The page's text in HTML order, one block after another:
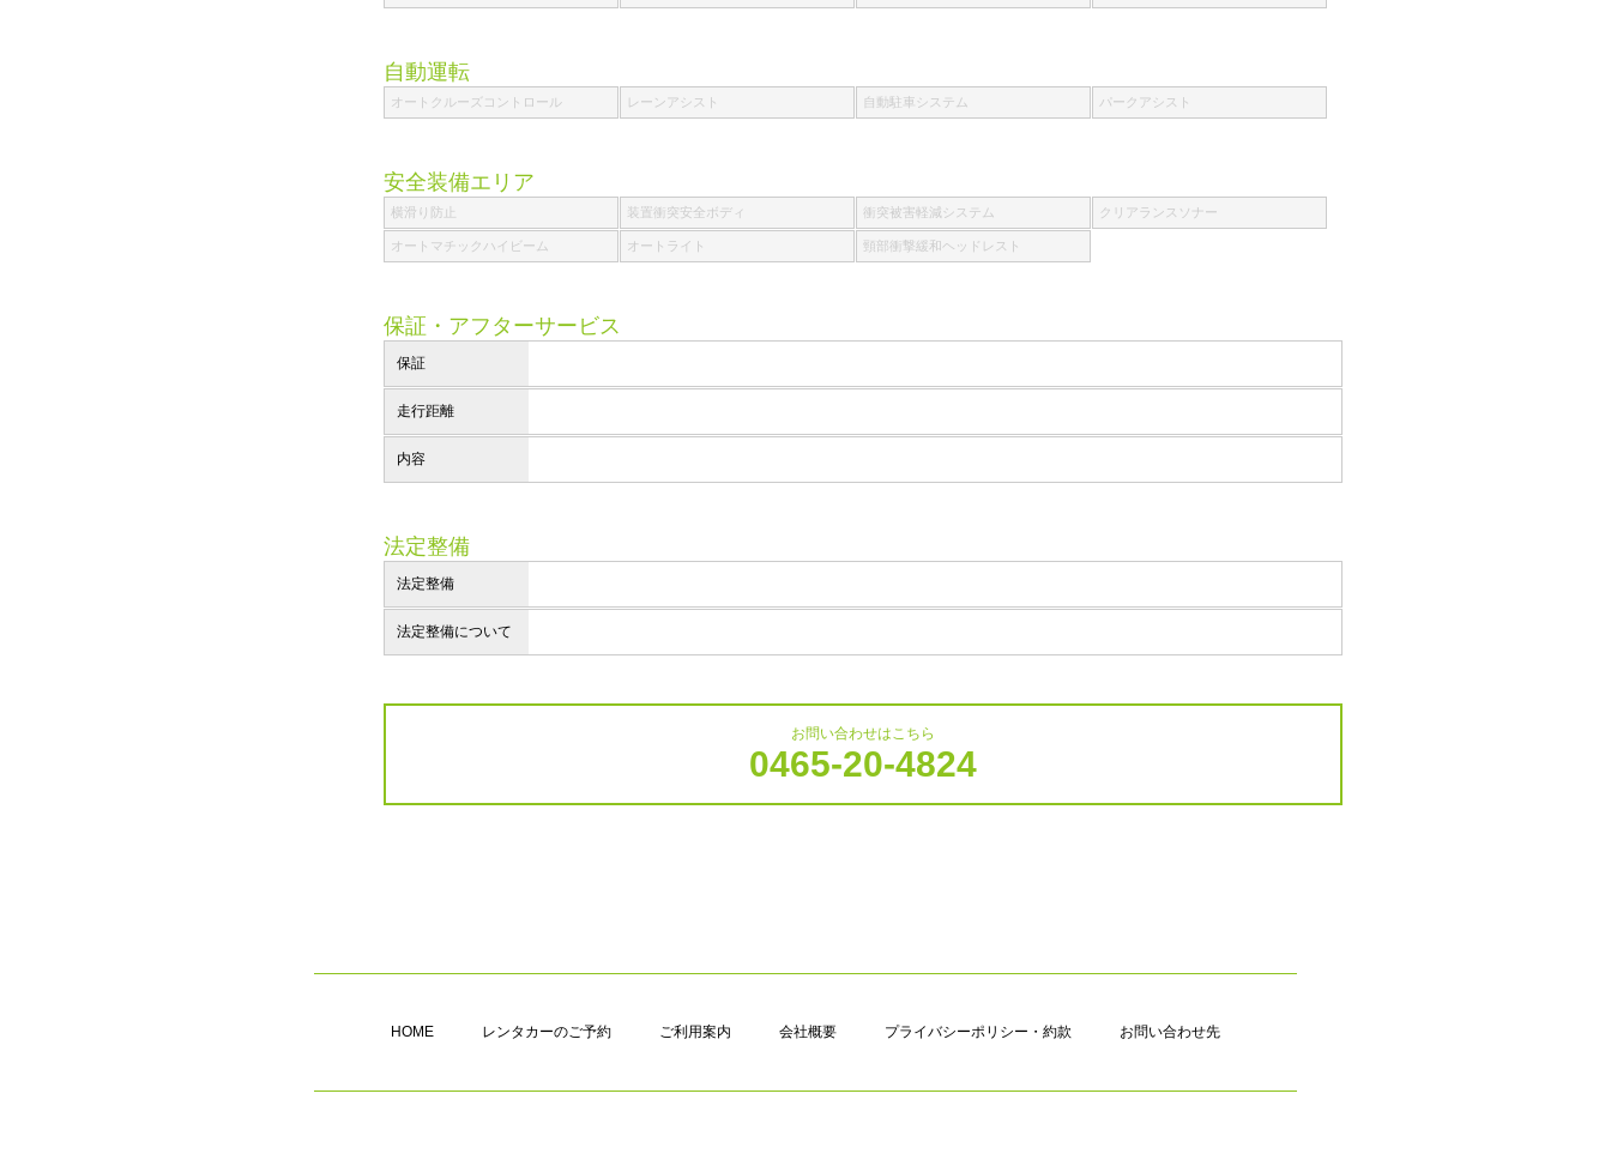
自動運転
オートクルーズコントロール レーンアシスト 自動駐車システム パークアシスト
安全装備エリア
横滑り防止 装置衝突安全ボディ 衝突被害軽減システム クリアランスソナー
オートマチックハイビーム オートライト 頸部衝撃緩和ヘッドレスト
保証・アフターサービス
保証
走行距離
内容
法定整備
法定整備
法定整備について
お問い合わせはこちら
0465-20-4824
HOME レンタカーのご予約 ご利用案内 会社概要 プライバシーポリシー・約款 お問い合わせ先